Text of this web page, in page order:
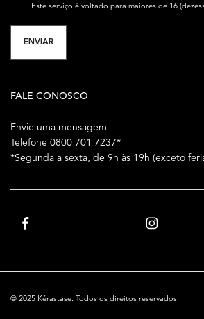
Este serviço é voltado para maiores de 16
ENVIAR
FALE CONOSCO
Envie uma mensagem
Telefone 0800 701 7237*
*Segunda a sexta, de 9h às 19h (exceto
© 2025 Kérastase. Todos os direitos reservados.